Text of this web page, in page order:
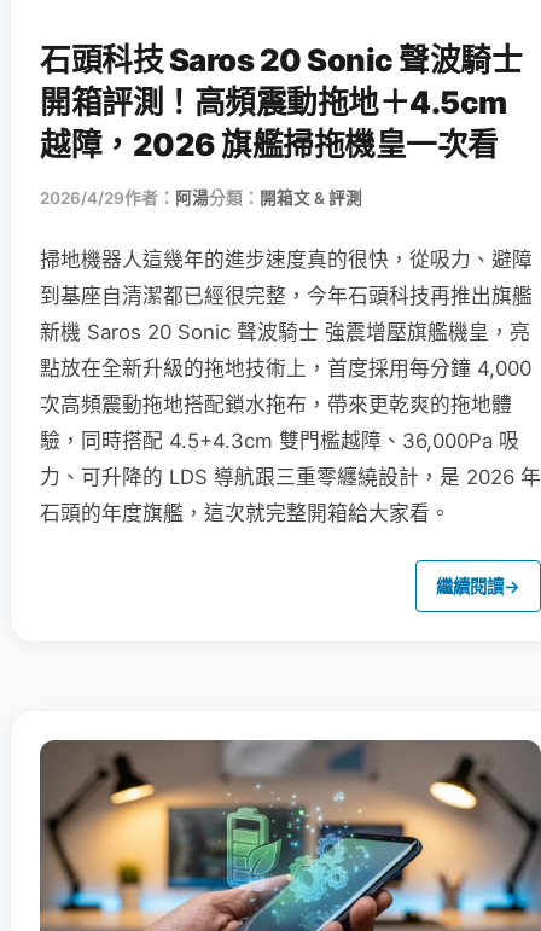
石頭科技 Saros 20 Sonic 聲波騎士
開箱評測！高頻震動拖地＋4.5cm
越障，2026 旗艦掃拖機皇一次看
2026/4/29作者： 阿湯分類： 開箱文 & 評測
掃地機器人這幾年的進步速度真的很快，從吸力、避障
到基座自清潔都已經很完整，今年石頭科技再推出旗艦
新機 Saros 20 Sonic 聲波騎士 強震增壓旗艦機皇，亮
點放在全新升級的拖地技術上，首度採用每分鐘 4,000
次高頻震動拖地搭配鎖水拖布，帶來更乾爽的拖地體
驗，同時搭配 4.5+4.3cm 雙門檻越障、36,000Pa 吸
力、可升降的 LDS 導航跟三重零纏繞設計，是 2026 年
石頭的年度旗艦，這次就完整開箱給大家看。
繼續閱讀→